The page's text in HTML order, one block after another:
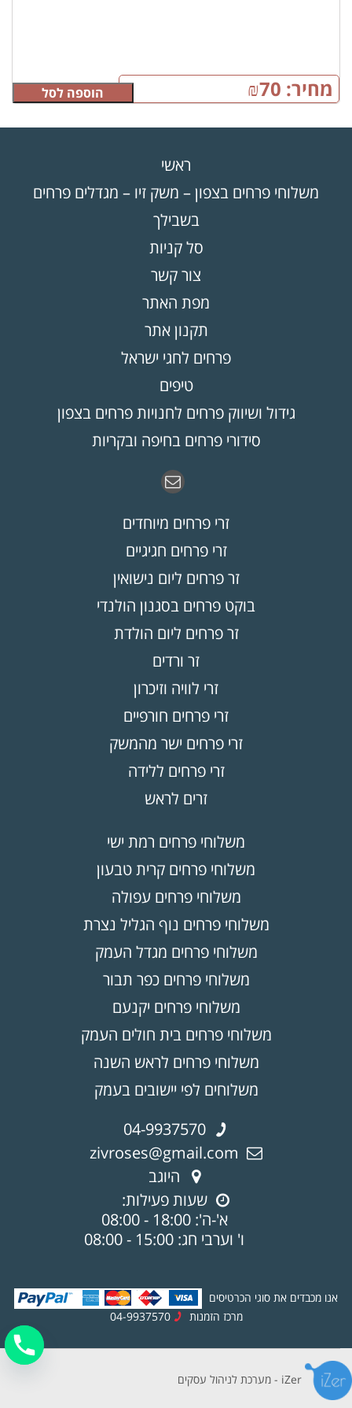
מחיר: ₪70 הוספה לסל
ראשי
משלוחי פרחים בצפון – משק זיו – מגדלים פרחים
בשבילך
סל קניות
צור קשר
מפת האתר
תקנון אתר
פרחים לחגי ישראל
טיפים
גידול ושיווק פרחים לחנויות פרחים בצפון
סידורי פרחים בחיפה ובקריות
זרי פרחים מיוחדים
זרי פרחים חגיגיים
זר פרחים ליום נישואין
בוקט פרחים בסגנון הולנדי
זר פרחים ליום הולדת
זר ורדים
זרי לוויה וזיכרון
זרי פרחים חורפיים
זרי פרחים ישר מהמשק
זרי פרחים ללידה
זרים לראש
משלוחי פרחים רמת ישי
משלוחי פרחים קרית טבעון
משלוחי פרחים עפולה
משלוחי פרחים נוף הגליל נצרת
משלוחי פרחים מגדל העמק
משלוחי פרחים כפר תבור
משלוחי פרחים יקנעם
משלוחי פרחים בית חולים העמק
משלוחי פרחים לראש השנה
משלוחים לפי יישובים בעמק
04-9937570
zivroses@gmail.com
היוגב
שעות פעילות:
א'-ה': 18:00 - 08:00
ו' וערבי חג: 15:00 - 08:00
אנו מכבדים את סוגי הכרטיסים
מרכז הזמנות
04-9937570
iZer - מערכת לניהול עסקים